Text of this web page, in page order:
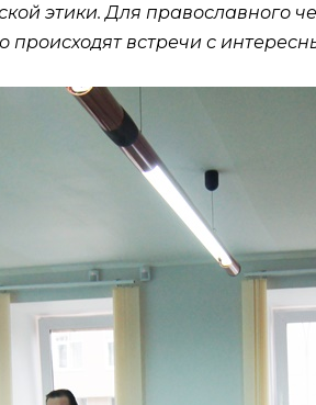
этики. Для православного
происходят встречи с